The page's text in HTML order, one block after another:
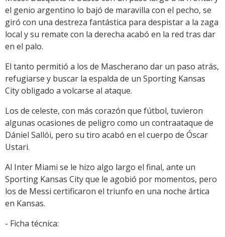
el genio argentino lo bajó de maravilla con el pecho, se
giró con una destreza fantástica para despistar a la zaga
local y su remate con la derecha acabó en la red tras dar
en el palo.
El tanto permitió a los de Mascherano dar un paso atrás,
refugiarse y buscar la espalda de un Sporting Kansas
City obligado a volcarse al ataque.
Los de celeste, con más corazón que fútbol, tuvieron
algunas ocasiones de peligro como un contraataque de
Dániel Sallói, pero su tiro acabó en el cuerpo de Óscar
Ustari.
Al Inter Miami se le hizo algo largo el final, ante un
Sporting Kansas City que le agobió por momentos, pero
los de Messi certificaron el triunfo en una noche ártica
en Kansas.
- Ficha técnica: